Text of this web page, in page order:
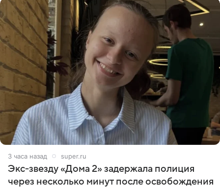
3 часа назад super.ru
Экс‑звезду «Дома 2» задержала полиция
через несколько минут после освобождения